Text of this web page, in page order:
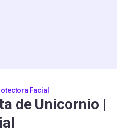
Facial
de Unicornio |